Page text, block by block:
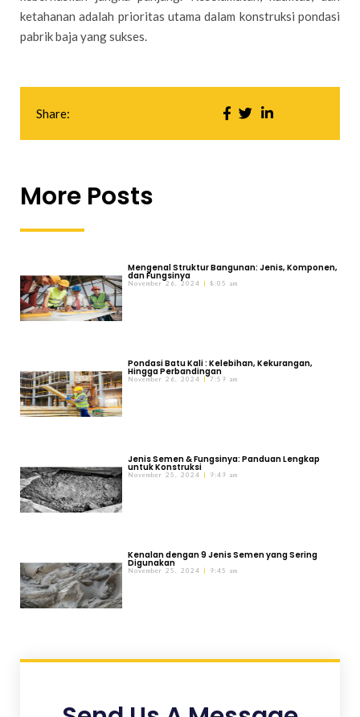
ketahanan adalah prioritas utama dalam konstruksi pondasi
pabrik baja yang sukses.
Share:
More Posts
Mengenal Struktur Bangunan: Jenis, Komponen,
dan Fungsinya
November 26, 2024 8:05 am
Pondasi Batu Kali : Kelebihan, Kekurangan,
Hingga Perbandingan
November 26, 2024 7:59 am
Jenis Semen & Fungsinya: Panduan Lengkap
untuk Konstruksi
November 25, 2024 9:49 am
Kenalan dengan 9 Jenis Semen yang Sering
Digunakan
November 25, 2024 9:45 am